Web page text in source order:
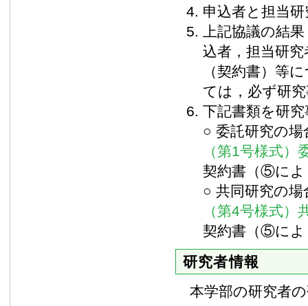
申込者と担当
上記協議の結
込者，担当研
（契約書）等
ては，必ず研
下記書類を研
○ 委託研究の場
（第1号様式）
契約書（⑤によ
○ 共同研究の場
（第4号様式）
契約書（⑤によ
研究者情報
本学部の研究者